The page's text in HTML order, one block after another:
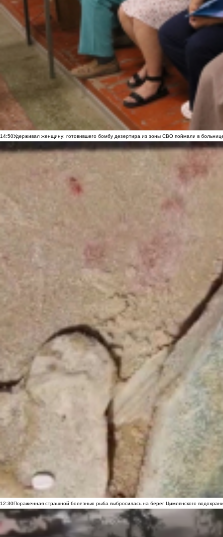
14:50Удерживал женщину: готовившего бомбу дезертира из зоны СВО поймали в
12:30Пораженная страшной болезнью рыба выбросилась на берег Цимлянского